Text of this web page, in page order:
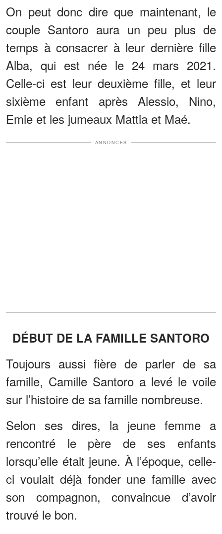
On peut donc dire que maintenant, le
couple Santoro aura un peu plus de
temps à consacrer à leur dernière fille
Alba, qui est née le 24 mars 2021.
Celle-ci est leur deuxième fille, et leur
sixième enfant après Alessio, Nino,
Emie et les jumeaux Mattia et Maé.
ANNONCES
DÉBUT DE LA FAMILLE SANTORO
Toujours aussi fière de parler de sa
famille, Camille Santoro a levé le voile
sur l’histoire de sa famille nombreuse.
Selon ses dires, la jeune femme a
rencontré le père de ses enfants
lorsqu’elle était jeune. À l’époque, celle-
ci voulait déjà fonder une famille avec
son compagnon, convaincue d’avoir
trouvé le bon.